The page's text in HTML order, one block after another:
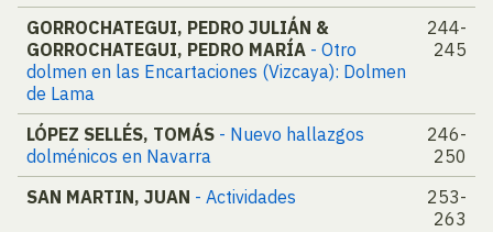
GORROCHATEGUI, PEDRO JULIÁN &
GORROCHATEGUI, PEDRO MARÍA - Otro
dolmen en las Encartaciones (Vizcaya): Dolmen
de Lama
244-
245
LÓPEZ SELLÉS, TOMÁS - Nuevo hallazgos
dolménicos en Navarra
246-
250
SAN MARTIN, JUAN - Actividades
253-
263